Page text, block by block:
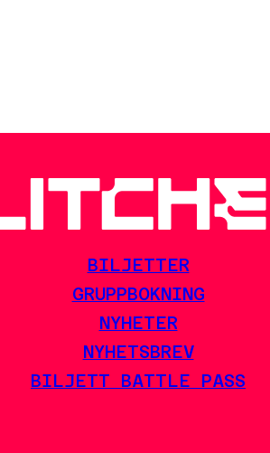
BILJETTER
GRUPPBOKNING
NYHETER
NYHETSBREV
BILJETT BATTLE PASS